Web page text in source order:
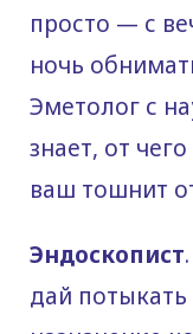
просто — с
ночь
Эметолог с
знает, от
ваш тошнит
Эндоскопист
дай потыкать